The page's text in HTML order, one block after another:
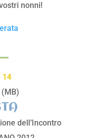
nonni!
14
(MB)
dell’Incontro